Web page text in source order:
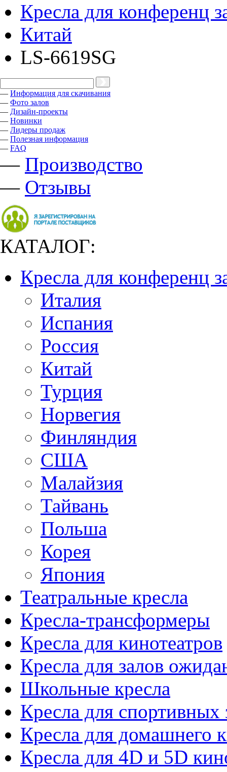
Кресла для конференц
Китай
LS-6619SG
— Информация для скачивания
— Фото залов
— Дизайн-проекты
— Новинки
— Лидеры продаж
— Полезная информация
— FAQ
— Производство
— Отзывы
КАТАЛОГ:
Кресла для конференц
Италия
Испания
Россия
Китай
Турция
Норвегия
Финляндия
США
Малайзия
Тайвань
Польша
Корея
Япония
Театральные кресла
Кресла-трансформеры
Кресла для кинотеатров
Кресла для залов
Школьные кресла
Кресла для спортивных
Кресла для домашнего
Кресла для 4D и 5D